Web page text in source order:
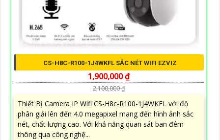
CS-H8C-R100-1J4WKFL SẮC NÉT WIFI EZVIZ
1,900,000 ₫
2,100,000 ₫
Thiết Bị Camera IP Wifi CS-H8c-R100-1J4WKFL với độ
phân giải lên đến 4.0 megapixel mang đến hình ảnh sắc
nét, chất lượng cao. Với khả năng quan sát ban đêm
thông qua công nghệ...